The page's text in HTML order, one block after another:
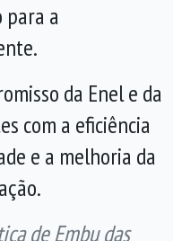
para a
da Enel e da
com a eficiência
e a melhoria da
de Embu das